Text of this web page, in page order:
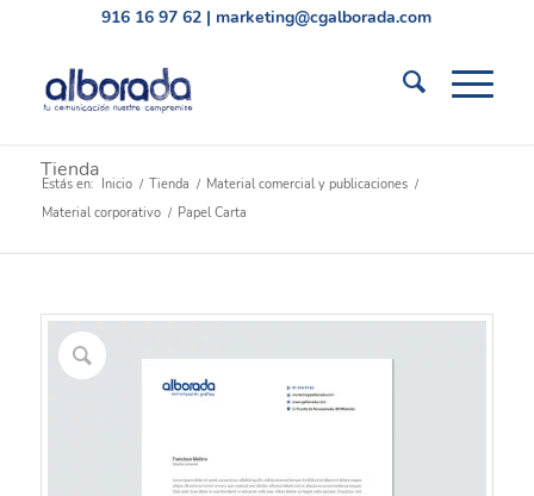
916 16 97 62 | marketing@cgalborada.com
Tienda
Estás en: Inicio / Tienda / Material comercial y publicaciones /
Material corporativo / Papel Carta